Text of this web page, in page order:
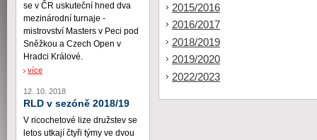
2015/2016
2016/2017
2018/2019
2019/2020
2022/2023
se v ČR uskuteční hned dva
mezinárodní turnaje -
mistrovství Masters v Peci pod
Sněžkou a Czech Open v
Hradci Králové.
více
12. 10. 2018
RLD v sezóně 2018/19
V ricochetové lize družstev se
letos utkají čtyři týmy ve dvou